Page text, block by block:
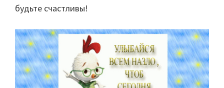
будьте счастливы!